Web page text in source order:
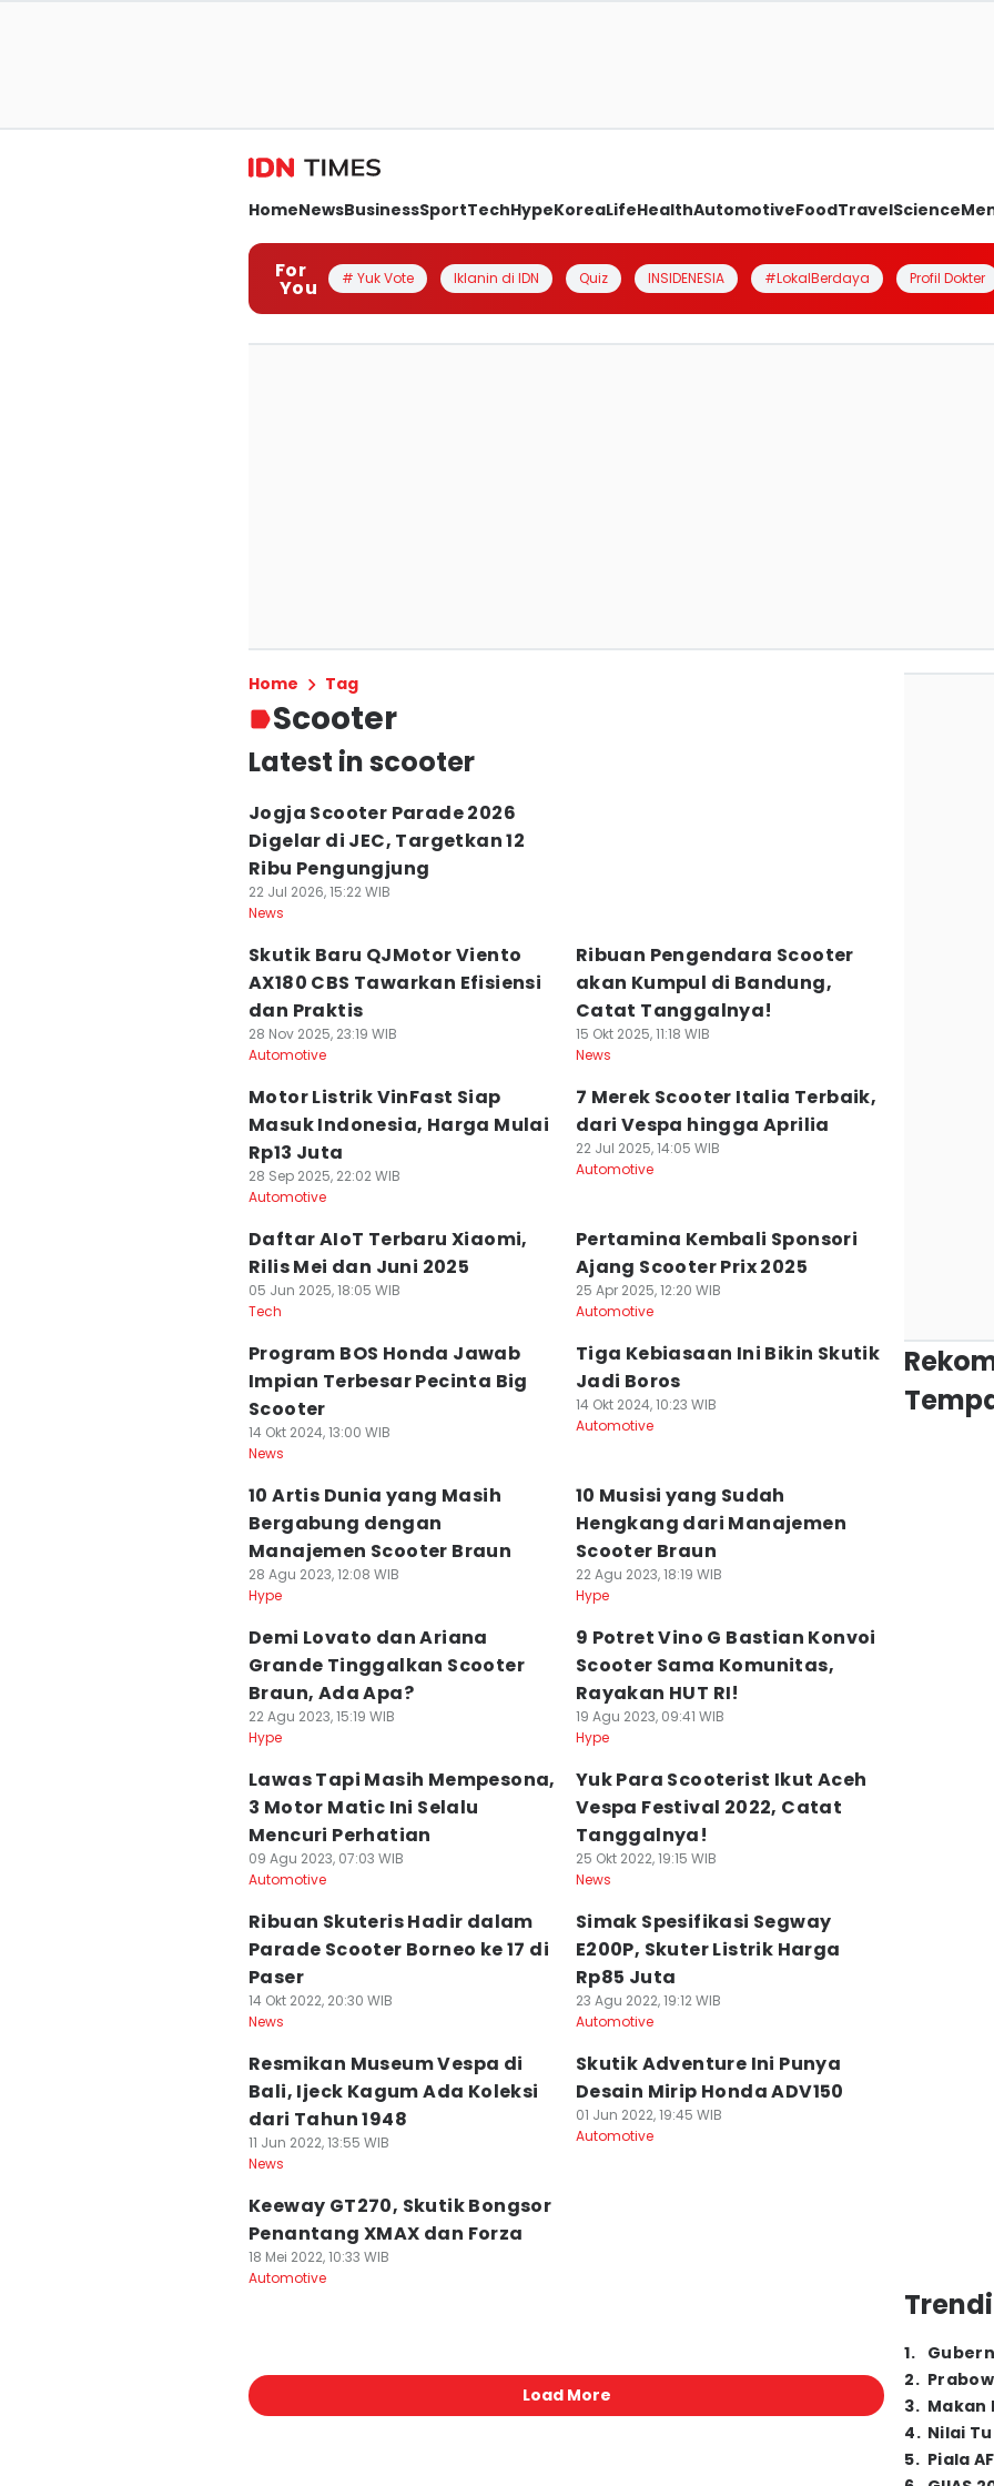
HomeNewsBusinessSportTechHypeKoreaLifeHealthAutomotiveFoodTravelScience
For
You # Yuk Vote Iklanin di IDN Quiz INSIDENESIA #LokalBerdaya Profil Dokter
Home Tag
Scooter
Latest in scooter
Jogja Scooter Parade 2026
Digelar di JEC, Targetkan 12
Ribu Pengungjung
22 Jul 2026, 15:22 WIB
News
Skutik Baru QJMotor Viento
AX180 CBS Tawarkan Efisiensi
dan Praktis
28 Nov 2025, 23:19 WIB
Automotive
Ribuan Pengendara Scooter
akan Kumpul di Bandung,
Catat Tanggalnya!
15 Okt 2025, 11:18 WIB
News
Motor Listrik VinFast Siap
Masuk Indonesia, Harga Mulai
Rp13 Juta
28 Sep 2025, 22:02 WIB
Automotive
7 Merek Scooter Italia Terbaik,
dari Vespa hingga Aprilia
22 Jul 2025, 14:05 WIB
Automotive
Daftar AIoT Terbaru Xiaomi,
Rilis Mei dan Juni 2025
05 Jun 2025, 18:05 WIB
Tech
Pertamina Kembali Sponsori
Ajang Scooter Prix 2025
25 Apr 2025, 12:20 WIB
Automotive
Program BOS Honda Jawab
Impian Terbesar Pecinta Big
Scooter
14 Okt 2024, 13:00 WIB
News
Tiga Kebiasaan Ini Bikin Skutik
Jadi Boros
14 Okt 2024, 10:23 WIB
Automotive
10 Artis Dunia yang Masih
Bergabung dengan
Manajemen Scooter Braun
28 Agu 2023, 12:08 WIB
Hype
10 Musisi yang Sudah
Hengkang dari Manajemen
Scooter Braun
22 Agu 2023, 18:19 WIB
Hype
Demi Lovato dan Ariana
Grande Tinggalkan Scooter
Braun, Ada Apa?
22 Agu 2023, 15:19 WIB
Hype
9 Potret Vino G Bastian Konvoi
Scooter Sama Komunitas,
Rayakan HUT RI!
19 Agu 2023, 09:41 WIB
Hype
Lawas Tapi Masih Mempesona,
3 Motor Matic Ini Selalu
Mencuri Perhatian
09 Agu 2023, 07:03 WIB
Automotive
Yuk Para Scooterist Ikut Aceh
Vespa Festival 2022, Catat
Tanggalnya!
25 Okt 2022, 19:15 WIB
News
Ribuan Skuteris Hadir dalam
Parade Scooter Borneo ke 17 di
Paser
14 Okt 2022, 20:30 WIB
News
Simak Spesifikasi Segway
E200P, Skuter Listrik Harga
Rp85 Juta
23 Agu 2022, 19:12 WIB
Automotive
Resmikan Museum Vespa di
Bali, Ijeck Kagum Ada Koleksi
dari Tahun 1948
11 Jun 2022, 13:55 WIB
News
Skutik Adventure Ini Punya
Desain Mirip Honda ADV150
01 Jun 2022, 19:45 WIB
Automotive
Keeway GT270, Skutik Bongsor
Penantang XMAX dan Forza
18 Mei 2022, 10:33 WIB
Automotive
Load More
1.
2.
3. Makan
4. Nilai
5. Piala